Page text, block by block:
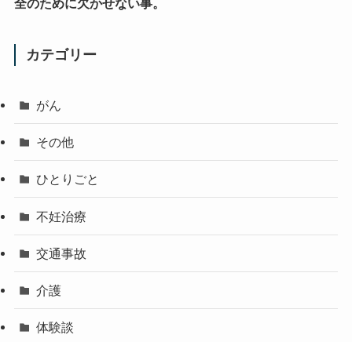
全のために欠かせない事。
カテゴリー
がん
その他
ひとりごと
不妊治療
交通事故
介護
体験談